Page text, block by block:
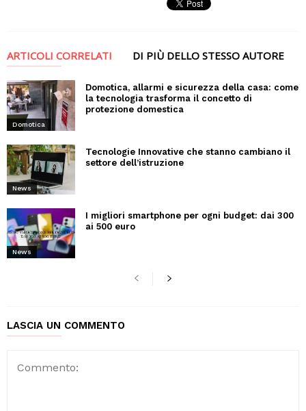
ARTICOLI CORRELATI DI PIÙ DELLO STESSO AUTORE
Domotica
Domotica, allarmi e sicurezza della casa: come
la tecnologia trasforma il concetto di
protezione domestica
News
Tecnologie Innovative che stanno cambiano il
settore dell’istruzione
News
I migliori smartphone per ogni budget: dai 300
ai 500 euro
LASCIA UN COMMENTO